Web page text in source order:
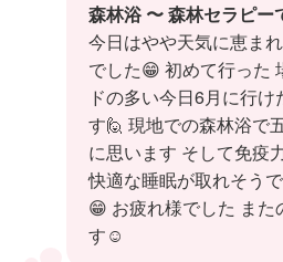
森林浴 〜 森林セラピー
今日はやや天気に恵ま
でした😁 初めて行った
ドの多い今日6月に行
す🙋 現地での森林浴で
に思います そして免疫
快適な睡眠が取れそう
😁 お疲れ様でした また
す☺️